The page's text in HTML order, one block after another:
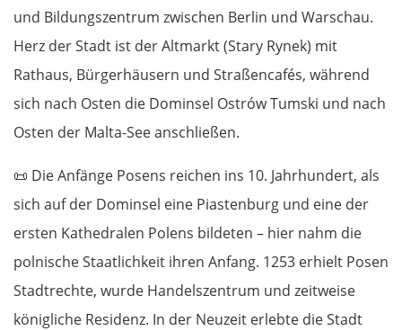
und Bildungszentrum zwischen Berlin und Warschau.
Herz der Stadt ist der Altmarkt (Stary Rynek) mit
Rathaus, Bürgerhäusern und Straßencafés, während
sich nach Osten die Dominsel Ostrów Tumski und nach
Osten der Malta-See anschließen.
📜 Die Anfänge Posens reichen ins 10. Jahrhundert, als
sich auf der Dominsel eine Piastenburg und eine der
ersten Kathedralen Polens bildeten – hier nahm die
polnische Staatlichkeit ihren Anfang. 1253 erhielt Posen
Stadtrechte, wurde Handelszentrum und zeitweise
königliche Residenz. In der Neuzeit erlebte die Stadt